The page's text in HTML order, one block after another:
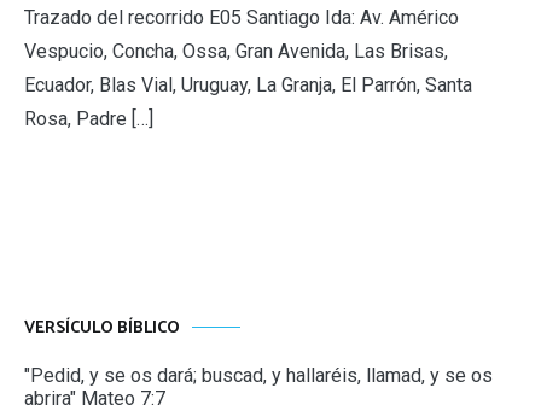
Trazado del recorrido E05 Santiago Ida: Av. Américo
Vespucio, Concha, Ossa, Gran Avenida, Las Brisas,
Ecuador, Blas Vial, Uruguay, La Granja, El Parrón, Santa
Rosa, Padre […]
VERSÍCULO BÍBLICO
"Pedid, y se os dará; buscad, y hallaréis, llamad, y se os
abrira" Mateo 7:7